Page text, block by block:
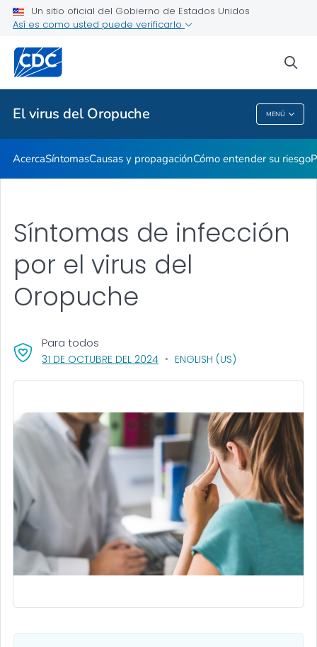
Un sitio oficial del Gobierno de Estados Unidos
Así es como usted puede verificarlo
El virus del Oropuche MENÚ
Prevención
Temas relacionados
El Virus Del Oropuche
AcercaSíntomasCausas y propagaciónCómo entender su riesgo
31 DE OCTUBRE DEL 2024, VISIT LINK FOR DETAILS.
ENGLISH (US)
Para todos
Síntomas de infección
por el virus del
Oropuche